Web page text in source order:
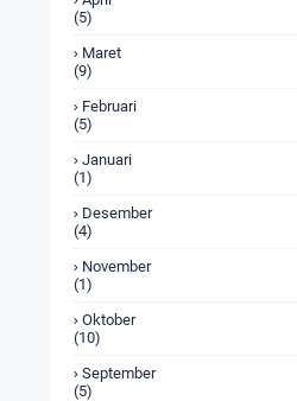
(5)
Maret
(9)
Februari
(5)
Januari
(1)
Desember
(4)
November
(1)
Oktober
(10)
September
(5)